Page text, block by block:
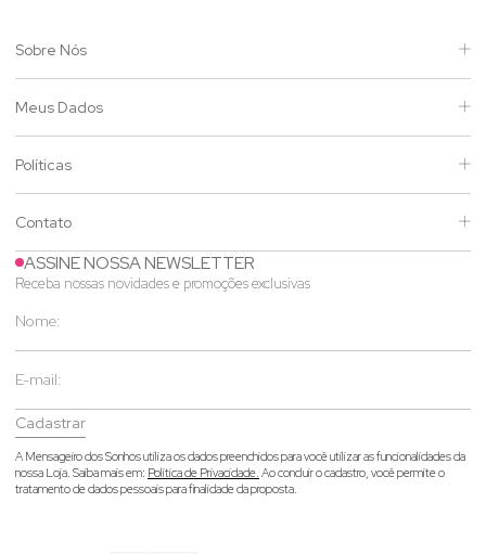
Sobre Nós
Meus Dados
Políticas
Contato
ASSINE NOSSA NEWSLETTER
Receba nossas novidades e promoções exclusivas
Cadastrar
A Mensageiro dos Sonhos utiliza os dados preenchidos para você utilizar as funcionalidades da
nossa Loja. Saiba mais em: Política de Privacidade. Ao concluir o cadastro, você permite o
tratamento de dados pessoais para finalidade da proposta.